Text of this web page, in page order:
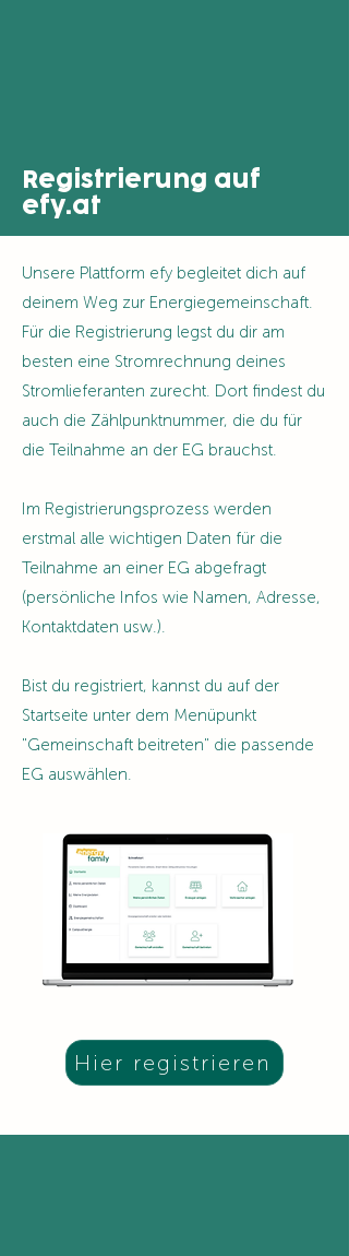
Registrierung auf
efy.at
Unsere Plattform efy begleitet dich auf
deinem Weg zur Energiegemeinschaft.
Für die Registrierung legst du dir am
besten eine Stromrechnung deines
Stromlieferanten zurecht. Dort findest du
auch die Zählpunktnummer, die du für
die Teilnahme an der EG brauchst.
Im Registrierungsprozess werden
erstmal alle wichtigen Daten für die
Teilnahme an einer EG abgefragt
(persönliche Infos wie Namen, Adresse,
Kontaktdaten usw.).
Bist du registriert, kannst du auf der
Startseite unter dem Menüpunkt
"Gemeinschaft beitreten" die passende
EG auswählen.
Hier registrieren